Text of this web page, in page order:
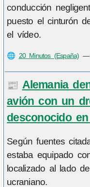
conducción
puesto el cinturón
el vídeo.
🌐 20 Minutos (España)
📰 Alemania
avión con un
desconocido
Según fuentes
estaba equipado
localizado al lado
ucraniano.